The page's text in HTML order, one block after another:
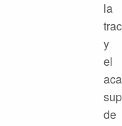
la
y
el
de